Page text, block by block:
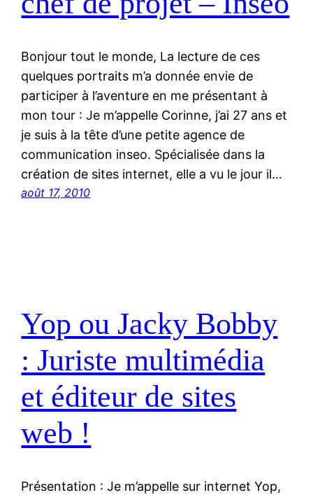
Bonjour tout le monde, La lecture de ces
quelques portraits m’a donnée envie de
participer à l’aventure en me présentant à
mon tour : Je m’appelle Corinne, j’ai 27 ans et
je suis à la tête d’une petite agence de
communication inseo. Spécialisée dans la
création de sites internet, elle a vu le jour il…
août 17, 2010
Yop ou Jacky Bobby
: Juriste multimédia
et éditeur de sites
web !
Présentation : Je m’appelle sur internet Yop,